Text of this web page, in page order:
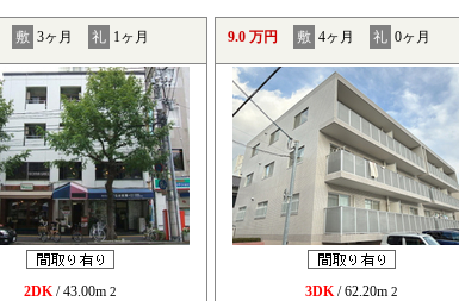
敷 3ヶ月 礼 1ヶ月
2DK/ 43.00m 2
9.0 万円 敷 4ヶ月 礼 0ヶ月
3DK/ 62.20m 2